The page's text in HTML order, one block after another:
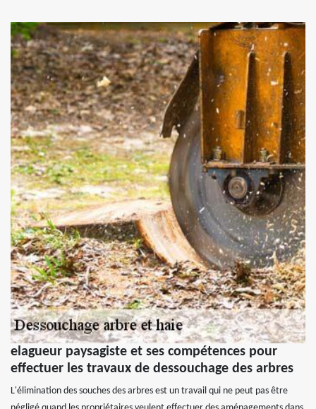
elagueur paysagiste et ses compétences pour
effectuer les travaux de dessouchage des arbres
L'élimination des souches des arbres est un travail qui ne peut pas être